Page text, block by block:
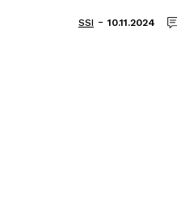
SSI - 10.11.2024